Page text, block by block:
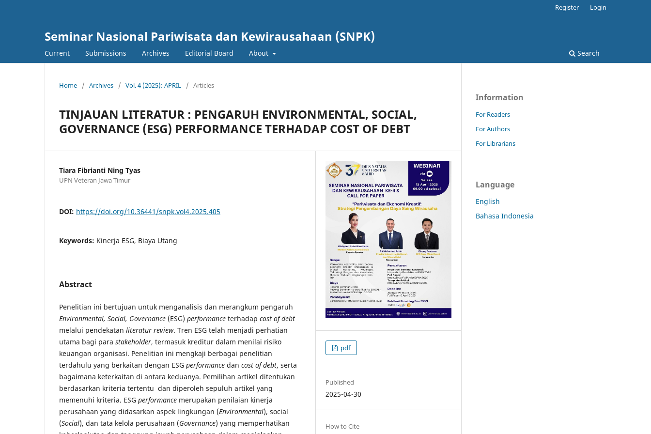
Seminar Nasional Pariwisata dan Kewirausahaan (SNPK)
Current Submissions Archives Editorial Board About Search
Register Login
Home / Archives / Vol. 4 (2025): APRIL / Articles
TINJAUAN LITERATUR : PENGARUH ENVIRONMENTAL, SOCIAL,
GOVERNANCE (ESG) PERFORMANCE TERHADAP COST OF DEBT
Tiara Fibrianti Ning Tyas
UPN Veteran Jawa Timur
DOI: https://doi.org/10.36441/snpk.vol4.2025.405
Keywords: Kinerja ESG, Biaya Utang
Abstract
Penelitian ini bertujuan untuk menganalisis dan merangkum pengaruh
Environmental, Social, Governance (ESG) performance terhadap cost of debt
melalui pendekatan literatur review. Tren ESG telah menjadi perhatian
utama bagi para stakeholder, termasuk kreditur dalam menilai risiko
keuangan organisasi. Penelitian ini mengkaji berbagai penelitian
terdahulu yang berkaitan dengan ESG performance dan cost of debt, serta
bagaimana keterkaitan di antara keduanya. Pemilihan artikel ditentukan
berdasarkan kriteria tertentu dan diperoleh sepuluh artikel yang
memenuhi kriteria. ESG performance merupakan penilaian kinerja
perusahaan yang didasarkan aspek lingkungan (Environmental), social
(Social), dan tata kelola perusahaan (Governance) yang memperhatikan
pdf
Published
2025-04-30
How to Cite
Information
For Readers
For Authors
For Librarians
Language
English
Bahasa Indonesia